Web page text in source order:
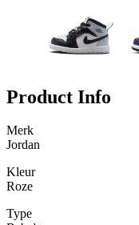
Product Info
Merk
Jordan
Kleur
Roze
Type